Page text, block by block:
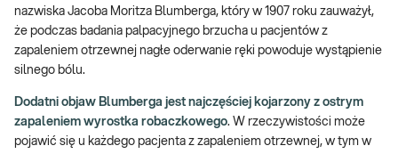
nazwiska Jacoba Moritza Blumberga, który w 1907 roku zauważył,
że podczas badania palpacyjnego brzucha u pacjentów z
zapaleniem otrzewnej nagłe oderwanie ręki powoduje wystąpienie
silnego bólu.
Dodatni objaw Blumberga jest najczęściej kojarzony z ostrym
zapaleniem wyrostka robaczkowego. W rzeczywistości może
pojawić się u każdego pacjenta z zapaleniem otrzewnej, w tym w